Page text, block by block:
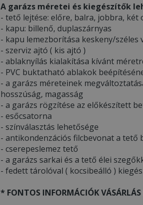
A garázs méretei és kiegészítők
- tető lejtése: előre, balra, jobbra, két
- kapu: billenő, duplaszárnyas
- kapu lemezborítása keskeny/széles
- szerviz ajtó ( kis ajtó )
- ablaknyílás kialakítása kívánt
- PVC buktatható ablakok
- a garázs méreteinek
hosszúság, magasság
- a garázs rögzítése az előkészített
- esőcsatorna
- színválasztás lehetősége
- antikondenzációs filcbevonat a tető
- cserepeslemez tető
- a garázs sarkai és a tető élei
- fedett tárolóval ( kocsibeálló )
* FONTOS INFORMÁCIÓK